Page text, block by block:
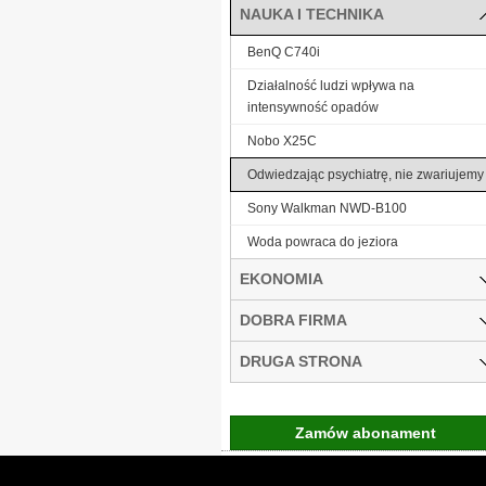
NAUKA I TECHNIKA
BenQ C740i
Działalność ludzi wpływa na
intensywność opadów
Nobo X25C
Odwiedzając psychiatrę, nie zwariujemy
Sony Walkman NWD-B100
Woda powraca do jeziora
EKONOMIA
DOBRA FIRMA
DRUGA STRONA
Zamów abonament